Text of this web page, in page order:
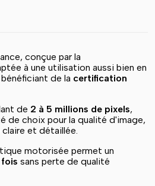
conçue par la
à une utilisation aussi bien en
de la certification
de 2 à 5 millions de pixels,
de choix pour la qualité d'image,
claire et détaillée.
motorisée permet un
sans perte de qualité